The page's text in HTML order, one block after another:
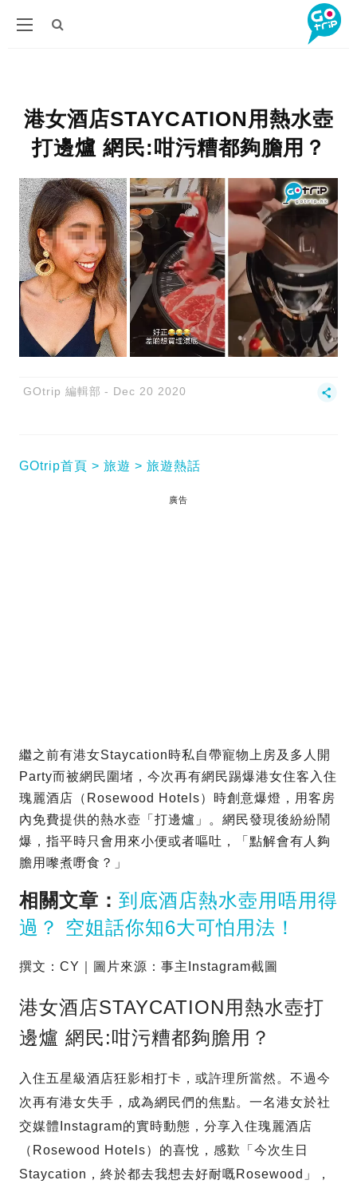
港女酒店STAYCATION用熱水壺
打邊爐 網民:咁污糟都夠膽用？
GOtrip 編輯部 Dec 20 2020
GOtrip首頁 旅遊 旅遊熱話
廣告
繼之前有港女Staycation時私自帶寵物上房及多人開
Party而被網民圍堵，今次再有網民踢爆港女住客入住
瑰麗酒店（Rosewood Hotels）時創意爆燈，用客房
內免費提供的熱水壺「打邊爐」。網民發現後紛紛鬧
爆，指平時只會用來小便或者嘔吐，「點解會有人夠
膽用嚟煮嘢食？」
相關文章： 到底酒店熱水壺用唔用得
過？ 空姐話你知6大可怕用法！
撰文：CY｜圖片來源：事主Instagram截圖
港女酒店STAYCATION用熱水壺打
邊爐 網民:咁污糟都夠膽用？
入住五星級酒店狂影相打卡，或許理所當然。不過今
次再有港女失手，成為網民們的焦點。一名港女於社
交媒體Instagram的實時動態，分享入住瑰麗酒店
（Rosewood Hotels）的喜悅，感歎「今次生日
Staycation，終於都去我想去好耐嘅Rosewood」，